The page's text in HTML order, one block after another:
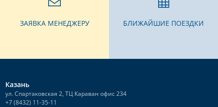
ЗАЯВКА МЕНЕДЖЕРУ БЛИЖАЙШИЕ ПОЕЗДКИ
Казань
ул. Спартаковская 2, ТЦ Караван офис 234
+7 (8432) 11-35-11